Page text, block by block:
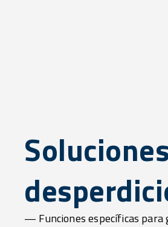
— Funciones específicas para